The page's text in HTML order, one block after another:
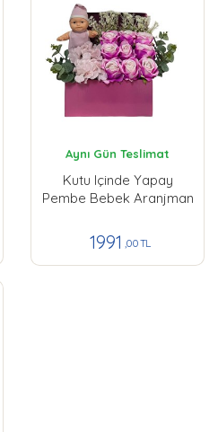
Aynı Gün Teslimat
Kutu Içinde Yapay
Pembe Bebek Aranjman
1991 ,00 TL